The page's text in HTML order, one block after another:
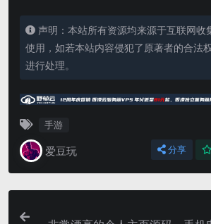
声明：本站所有资源均来源于互联网收
使用，如若本站内容侵犯了原著者的合法
进行处理。
手游
爱豆玩 分享